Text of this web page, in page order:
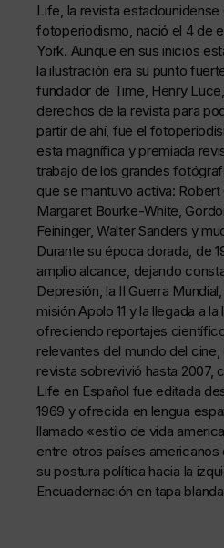
Life, la revista
fotoperiodismo, nació el 4 de
York. Aunque en sus inicios
la ilustración era su punto
fundador de Time, Henry
derechos de la revista para
partir de ahí, fue el
esta magnífica y premiada
trabajo de los grandes
que se mantuvo activa: Robert
Margaret Bourke-White,
Feininger, Walter Sanders y
Durante su época dorada, de
amplio alcance, dejando
Depresión, la II Guerra
misión Apolo 11 y la llegada a
ofreciendo reportajes
relevantes del mundo del
revista sobrevivió hasta 2007,
Life en Español fue editada
1969 y ofrecida en lengua
llamado «estilo de vida
entre otros países
su postura política hacia la
Encuadernación en tapa